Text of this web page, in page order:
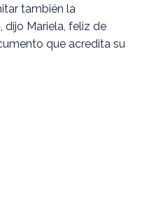
también la
dijo Mariela, feliz de
que acredita su